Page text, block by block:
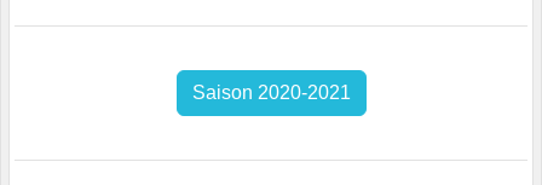
Saison 2020-2021